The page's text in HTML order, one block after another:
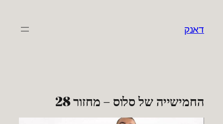
דאנק
החמישייה של סלוס – מחזור 28